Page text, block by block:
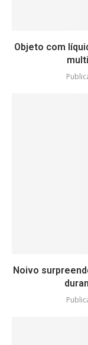
Objeto com
Noivo